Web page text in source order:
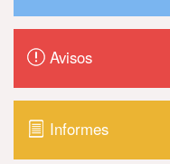
Avisos
Informes